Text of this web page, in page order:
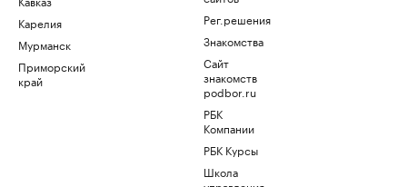
Карелия
Мурманск
Приморский
край
Рег.решения
Знакомства
Сайт
знакомств
podbor.ru
РБК
Компании
РБК Курсы
Школа